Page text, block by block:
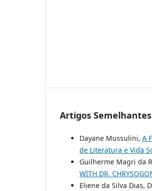
Artigos Semelhantes
Dayane Mussulini, A
de Literatura e Vida
Guilherme Magri da
WITH DR.
Eliene da Silva Dias,